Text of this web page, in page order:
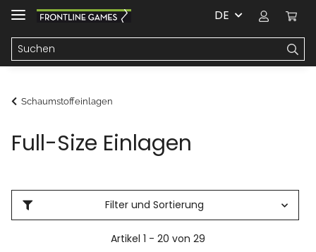
DE
Schaumstoffeinlagen
Full-Size Einlagen
Filter und Sortierung
Artikel 1 - 20 von 29